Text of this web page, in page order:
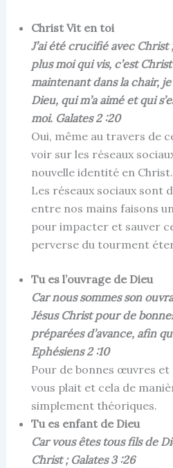
Christ Vit en toi
J’ai été crucifié avec Christ
plus moi qui vis, c’est
maintenant dans la chair,
Dieu, qui m’a aimé et qui
moi. Galates 2 :20
Oui, même au travers de
voir sur les réseaux
nouvelle identité en Christ.
Les réseaux sociaux sont
entre nos mains faisons
pour impacter et sauver
perverse du tourment
Tu es l’ouvrage de Dieu
Car nous sommes son
Jésus Christ pour de
préparées d’avance, afin
Ephésiens 2 :10
Pour de bonnes œuvres et
vous plait et cela de
simplement théoriques.
Tu es enfant de Dieu
Car vous êtes tous fils de
Christ ; Galates 3 :26